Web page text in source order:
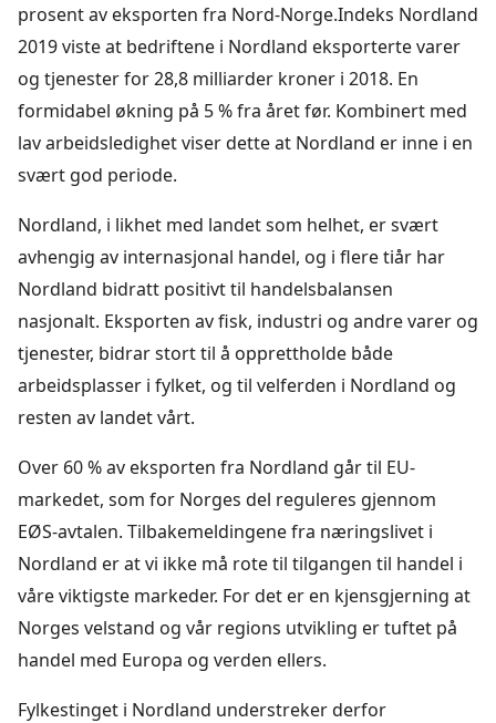
prosent av eksporten fra Nord-Norge.Indeks Nordland
2019 viste at bedriftene i Nordland eksporterte varer
og tjenester for 28,8 milliarder kroner i 2018. En
formidabel økning på 5 % fra året før. Kombinert med
lav arbeidsledighet viser dette at Nordland er inne i en
svært god periode.
Nordland, i likhet med landet som helhet, er svært
avhengig av internasjonal handel, og i flere tiår har
Nordland bidratt positivt til handelsbalansen
nasjonalt. Eksporten av fisk, industri og andre varer og
tjenester, bidrar stort til å opprettholde både
arbeidsplasser i fylket, og til velferden i Nordland og
resten av landet vårt.
Over 60 % av eksporten fra Nordland går til EU-
markedet, som for Norges del reguleres gjennom
EØS-avtalen. Tilbakemeldingene fra næringslivet i
Nordland er at vi ikke må rote til tilgangen til handel i
våre viktigste markeder. For det er en kjensgjerning at
Norges velstand og vår regions utvikling er tuftet på
handel med Europa og verden ellers.
Fylkestinget i Nordland understreker derfor